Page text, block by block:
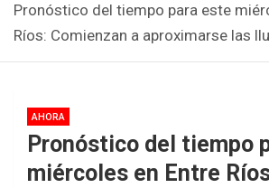
Pronóstico del tiempo para este
Ríos: Comienzan a aproximarse las
AHORA
Pronóstico del tiempo
miércoles en Entre